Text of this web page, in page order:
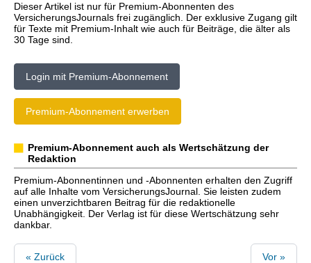
Dieser Artikel ist nur für Premium-Abonnenten des
VersicherungsJournals frei zugänglich. Der exklusive Zugang gilt
für Texte mit Premium-Inhalt wie auch für Beiträge, die älter als
30 Tage sind.
Login mit Premium-Abonnement
Premium-Abonnement erwerben
Premium-Abonnement auch als Wertschätzung der
Redaktion
Premium-Abonnentinnen und -Abonnenten erhalten den Zugriff
auf alle Inhalte vom VersicherungsJournal. Sie leisten zudem
einen unverzichtbaren Beitrag für die redaktionelle
Unabhängigkeit. Der Verlag ist für diese Wertschätzung sehr
dankbar.
« Zurück Vor »